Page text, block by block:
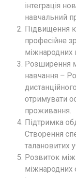
інтеграція
навчальний
Підвищення
професійне
міжнародних
Розширення
навчання –
отримувати
проживання.
Підтримка
Створення
талановитих
Розвиток
міжнародних